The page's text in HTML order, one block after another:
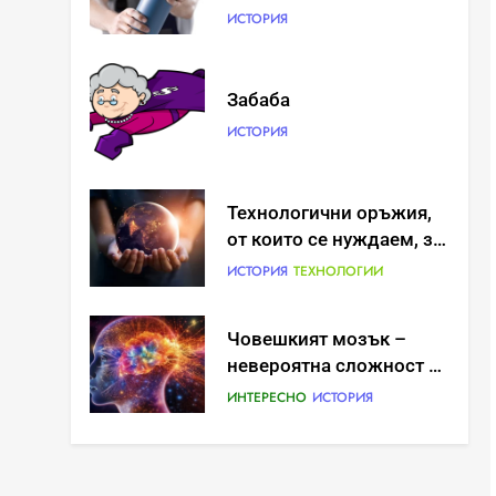
ИСТОРИЯ
Забаба
ИСТОРИЯ
Технологични оръжия,
от които се нуждаем, за
да се борим с
ИСТОРИЯ ТЕХНОЛОГИИ
Човешкият мозък –
невероятна сложност и
възможност
ИНТЕРЕСНО ИСТОРИЯ